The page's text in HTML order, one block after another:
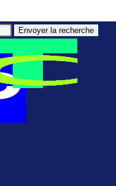
Envoyer la recherche